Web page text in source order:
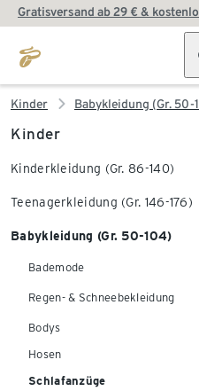
Gratisversand ab 29 € &
Kinder Babykleidung (Gr. 50-
Kinder
Kinderkleidung (Gr. 86-140)
Teenagerkleidung (Gr. 146-176)
Babykleidung (Gr. 50-104)
Bademode
Regen- & Schneebekleidung
Bodys
Hosen
Schlafanzüge